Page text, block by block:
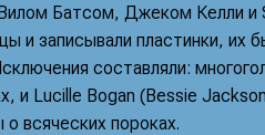
Батсом, Джеком Келли и
и записывали пластинки, их
составляли:
и Lucille Bogan (Bessie
всяческих пороках.